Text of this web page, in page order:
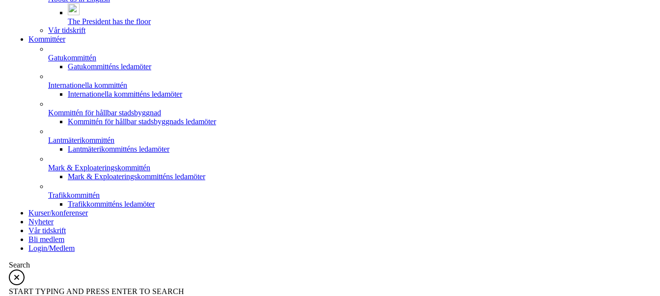
The President has the floor
Vår tidskrift
Kommittéer
Gatukommittén
Gatukommitténs ledamöter
Internationella kommittén
Internationella kommitténs ledamöter
Kommittén för hållbar stadsbyggnad
Kommittén för hållbar stadsbyggnads ledamöter
Lantmäterikommittén
Lantmäterikommitténs ledamöter
Mark & Exploateringskommittén
Mark & Exploateringskommitténs ledamöter
Trafikkommittén
Trafikkommitténs ledamöter
Kurser/konferenser
Nyheter
Vår tidskrift
Bli medlem
Login/Medlem
Search
START TYPING AND PRESS ENTER TO SEARCH